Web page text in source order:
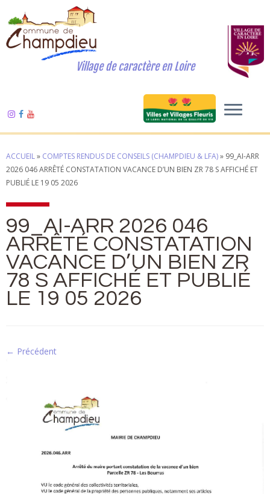
Village de caractère en Loire
ACCUEIL» COMPTES RENDUS DE CONSEILS (CHAMPDIEU & LFA)» 99_AI-ARR
2026 046 ARRÊTÉ CONSTATATION VACANCE D’UN BIEN ZR 78 S AFFICHÉ ET
PUBLIÉ LE 19 05 2026
99_AI-ARR 2026 046
ARRÊTÉ CONSTATATION
VACANCE D’UN BIEN ZR
78 S AFFICHÉ ET PUBLIÉ
LE 19 05 2026
← Précédent